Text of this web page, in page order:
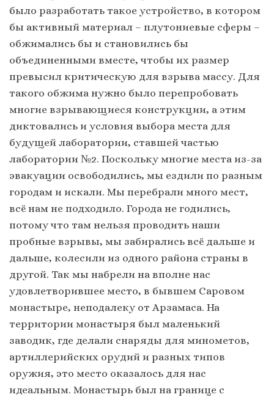
было разработать такое устройство, в котором
бы активный материал – плутониевые сферы –
обжимались бы и становились бы
объединенными вместе, чтобы их размер
превысил критическую для взрыва массу. Для
такого обжима нужно было перепробовать
многие взрывающиеся конструкции, а этим
диктовались и условия выбора места для
будущей лаборатории, ставшей частью
лаборатории №2. Поскольку многие места из-за
эвакуации освободились, мы ездили по разным
городам и искали. Мы перебрали много мест,
всё нам не подходило. Города не годились,
потому что там нельзя проводить наши
пробные взрывы, мы забирались всё дальше и
дальше, колесили из одного района страны в
другой. Так мы набрели на вполне нас
удовлетворившее место, в бывшем Саровом
монастыре, неподалеку от Арзамаса. На
территории монастыря был маленький
заводик, где делали снаряды для минометов,
артиллерийских орудий и разных типов
оружия, это место оказалось для нас
идеальным. Монастырь был на границе с